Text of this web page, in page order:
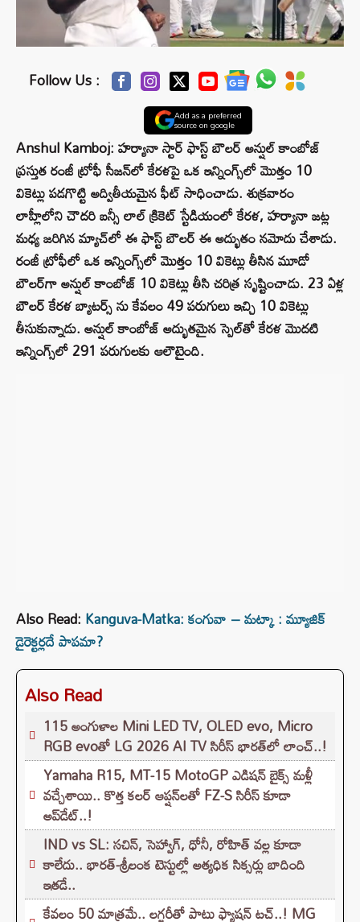
Follow Us :
Add as a preferred
source on google
Anshul Kamboj: హర్యానా స్టార్ ఫాస్ట్ బౌలర్ అన్షుల్ కాంబోజ్
ప్రస్తుత రంజీ ట్రోఫీ సీజన్‌లో కేరళపై ఒక ఇన్నింగ్స్‌లో మొత్తం 10
వికెట్లు పడగొట్టి అద్వితీయమైన ఫీట్ సాధించాడు. శుక్రవారం
లాహ్లీలోని చౌదరి బన్సీ లాల్ క్రికెట్ స్టేడియంలో కేరళ, హర్యానా జట్ల
మధ్య జరిగిన మ్యాచ్‌లో ఈ ఫాస్ట్ బౌలర్ ఈ అద్భుతం నమోదు చేశాడు.
రంజీ ట్రోఫీలో ఒక ఇన్నింగ్స్‌లో మొత్తం 10 వికెట్లు తీసిన మూడో
బౌలర్‌గా అన్షుల్ కాంబోజ్ 10 వికెట్లు తీసి చరిత్ర సృష్టించాడు. 23 ఏళ్ల
బౌలర్ కేరళ బ్యాటర్స్ ను కేవలం 49 పరుగులు ఇచ్చి 10 వికెట్లు
తీసుకున్నాడు. అన్షుల్ కాంబోజ్ అద్భుతమైన స్పెల్‌తో కేరళ మొదటి
ఇన్నింగ్స్‌లో 291 పరుగులకు ఆలౌటైంది.
Also Read: Kanguva-Matka: కంగువా – మట్కా : మ్యూజిక్
డైరెక్టర్లదే పాపమా?
Also Read
115 అంగుళాల Mini LED TV, OLED evo, Micro
RGB evoతో LG 2026 AI TV సిరీస్ భారత్‌లో లాంచ్..!
Yamaha R15, MT-15 MotoGP ఎడిషన్ బైక్స్ మళ్లీ
వచ్చేశాయి.. కొత్త కలర్ ఆప్షన్‌లతో FZ-S సిరీస్ కూడా
అప్‌డేట్..!
IND vs SL: సచిన్, సెహ్వాగ్, ధోనీ, రోహిత్‌ వల్ల కూడా
కాలేదు.. భారత్-శ్రీలంక టెస్టుల్లో అత్యధిక సిక్సర్లు బాదింది
ఇతడే..
కేవలం 50 మాత్రమే.. లగ్జరీతో పాటు ఫ్యాషన్ టచ్..! MG